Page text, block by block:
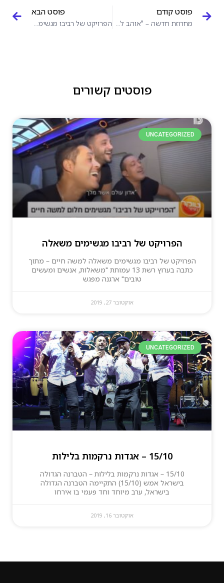
פוסט קודם
מחרוזת חדשה – "אוהב לחיות"
פוסט הבא
הפרויקט של רביבו מגשימים משאלה
פוסטים קשורים
UNCATEGORIZED
הפרויקט של רביבו מגשימים משאלה
הפרויקט של רביבו מגשימים משאלה למשה חיים – מתוך
כתבה בערוץ רשת 13 עמותת "משאלות, אנשים ומעשים
טובים" ארגנה מפגש
אוקטובר 27, 2019
UNCATEGORIZED
15/10 – אגדות נרקמות בלילות
15/10 – אגדות נרקמות בלילות – הטברנה הגדולה
בישראל אמש (15/10) התקיימה הטברנה הגדולה
בישראל, ערב מיוחד וחד פעמי בו אירחו
אוקטובר 16, 2019